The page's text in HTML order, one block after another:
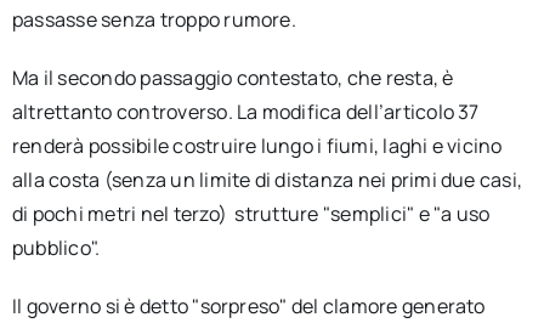
passasse senza troppo rumore.
Ma il secondo passaggio contestato, che resta, è
altrettanto controverso. La modifica dell’articolo 37
renderà possibile costruire lungo i fiumi, laghi e vicino
alla costa (senza un limite di distanza nei primi due casi,
di pochi metri nel terzo) strutture "semplici" e "a uso
pubblico".
Il governo si è detto "sorpreso" del clamore generato